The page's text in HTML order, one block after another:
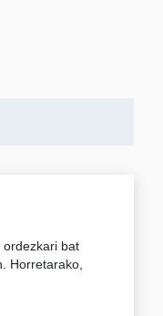
ordezkari bat
Horretarako,